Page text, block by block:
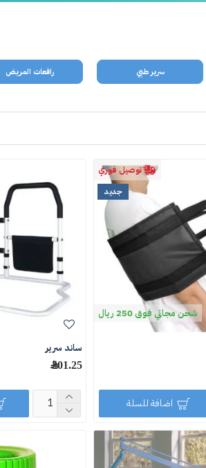
سرير طبي رافعات المريض
جديد
توصيل فوري
شحن مجاني فوق 250 ريال
اضافة للسلة
ساند سرير
201.25 ﷼